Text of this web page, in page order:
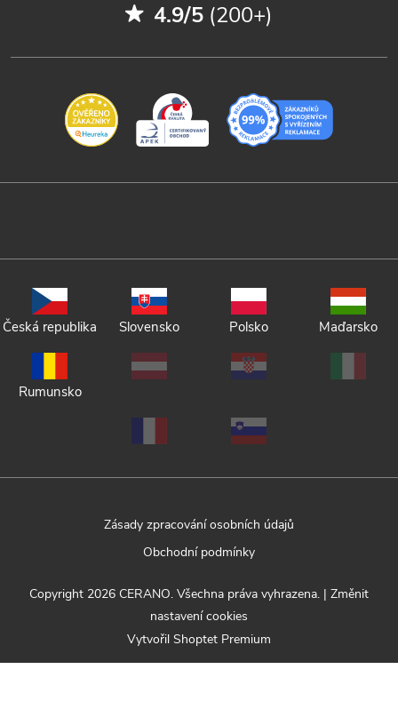
4.9/5 (200+)
Česká republika Slovensko Polsko Maďarsko
Rumunsko
Zásady zpracování osobních údajů
Obchodní podmínky
Vytvořil Shoptet Premium
Copyright 2026 CERANO. Všechna práva vyhrazena. | Změnit
nastavení cookies